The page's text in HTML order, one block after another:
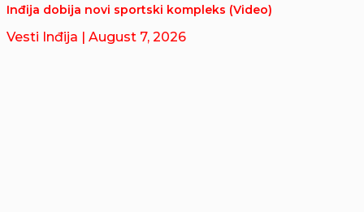
Inđija dobija novi sportski kompleks (Video)
Vesti Inđija | August 7, 2026